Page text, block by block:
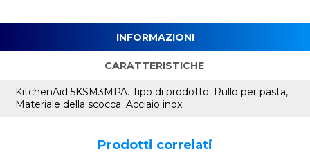
INFORMAZIONI
CARATTERISTICHE
KitchenAid 5KSM3MPA. Tipo di prodotto: Rullo per pasta,
Materiale della scocca: Acciaio inox
Prodotti correlati